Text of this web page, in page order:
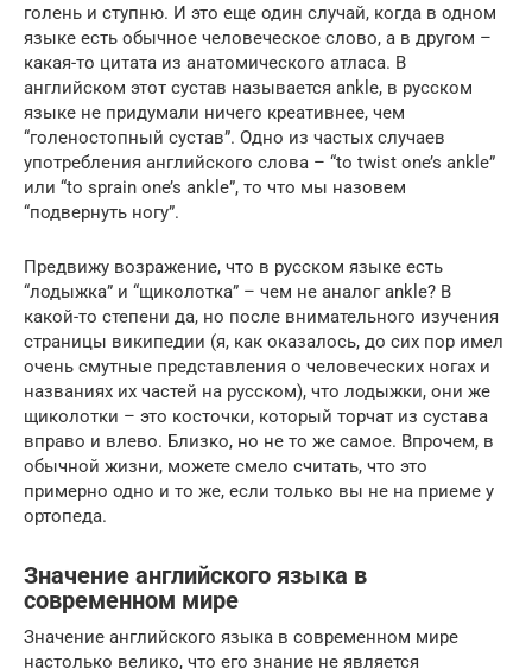
голень и ступню. И это еще один случай, когда в одном
языке есть обычное человеческое слово, а в другом –
какая-то цитата из анатомического атласа. В
английском этот сустав называется ankle, в русском
языке не придумали ничего креативнее, чем
“голеностопный сустав”. Одно из частых случаев
употребления английского слова – “to twist one’s ankle”
или “to sprain one’s ankle”, то что мы назовем
“подвернуть ногу”.
Предвижу возражение, что в русском языке есть
“лодыжка” и “щиколотка” – чем не аналог ankle? В
какой-то степени да, но после внимательного изучения
страницы википедии (я, как оказалось, до сих пор имел
очень смутные представления о человеческих ногах и
названиях их частей на русском), что лодыжки, они же
щиколотки – это косточки, который торчат из сустава
вправо и влево. Близко, но не то же самое. Впрочем, в
обычной жизни, можете смело считать, что это
примерно одно и то же, если только вы не на приеме у
ортопеда.
Значение английского языка в
современном мире
Значение английского языка в современном мире
настолько велико, что его знание не является